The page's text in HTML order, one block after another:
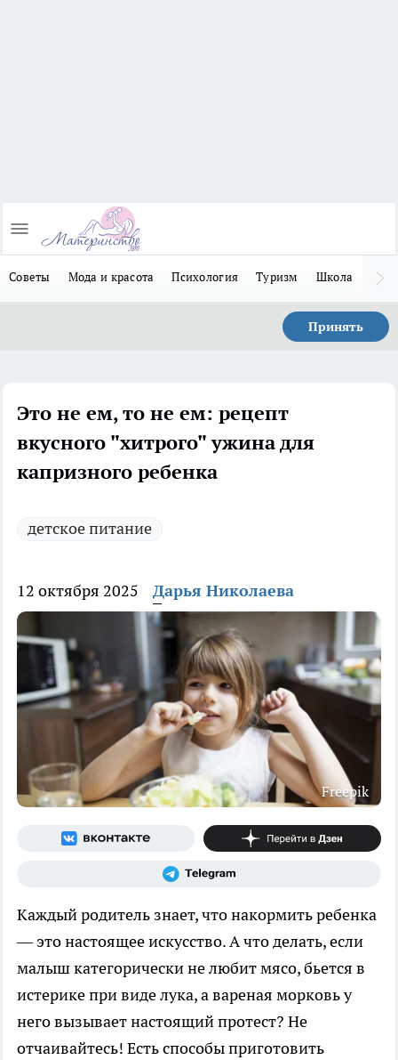
Советы Мода и красота Психология Туризм Школа
Принять
Это не ем, то не ем: рецепт
вкусного "хитрого" ужина для
капризного ребенка
детское питание
12 октября 2025 Дарья Николаева
Freepik
Каждый родитель знает, что накормить ребенка
— это настоящее искусство. А что делать, если
малыш категорически не любит мясо, бьется в
истерике при виде лука, а вареная морковь у
него вызывает настоящий протест? Не
отчаивайтесь! Есть способы приготовить